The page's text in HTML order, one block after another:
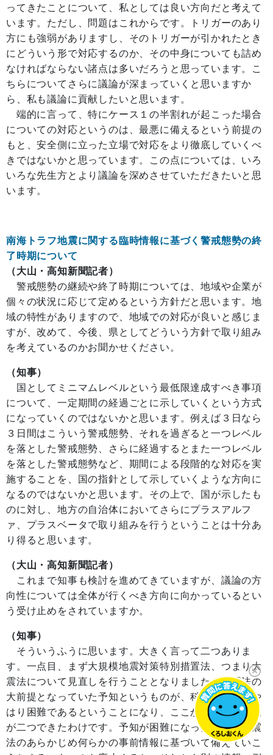
ってきたことについて、私としては良い方向だと考えて
います。ただし、問題はこれからです。トリガーのあり
方にも強弱がありますし、そのトリガーが引かれたとき
にどういう形で対応するのか、その中身についても詰め
なければならない諸点は多いだろうと思っています。こ
ちらについてさらに議論が深まっていくと思いますか
ら、私も議論に貢献したいと思います。
端的に言って、特にケース１の半割れが起こった場合
についての対応というのは、最悪に備えるという前提の
もと、安全側に立った立場で対応をより徹底していくべ
きではないかと思っています。この点については、いろ
いろな先生方とより議論を深めさせていただきたいと思
います。
南海トラフ地震に関する臨時情報に基づく警戒態勢の終
了時期について
（大山・高知新聞記者）
警戒態勢の継続や終了時期については、地域や企業が
個々の状況に応じて定めるという方針だと思います。地
域の特性がありますので、地域での対応が良いと感じま
すが、改めて、今後、県としてどういう方針で取り組み
を考えているのかお聞かせください。
（知事）
国としてミニマムレベルという最低限達成すべき事項
について、一定期間の経過ごとに示していくという方式
になっていくのではないかと思います。例えば３日なら
３日間はこういう警戒態勢、それを過ぎると一つレベル
を落とした警戒態勢、さらに経過するとまた一つレベル
を落とした警戒態勢など、期間による段階的な対応を実
施することを、国の指針として示していくような方向に
なるのではないかと思います。その上で、国が示したも
のに対し、地方の自治体においてさらにプラスアルフ
ァ、プラスベータで取り組みを行うということは十分あ
り得ると思います。
（大山・高知新聞記者）
これまで知事も検討を進めてきていますが、議論の方
向性については全体が行くべき方向に向かっているとい
う受け止めをされていますか。
（知事）
そういうふうに思います。大きく言って二つありま
す。一点目、まず大規模地震対策特別措置法、つまり大
震法について見直しを行うこととなりました。大震法の
大前提となっていた予知というものが、科学的に見てや
はり困難であるということになり、ここから先の選択肢
が二つできたわけです。予知が困難になったので、大震
法のあらかじめ何らかの事前情報に基づいて備えていこ